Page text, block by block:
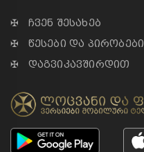
✠ ჩვენ შესახებ
✠ წესები და პირობები
✠ დაგვიკავშირდით